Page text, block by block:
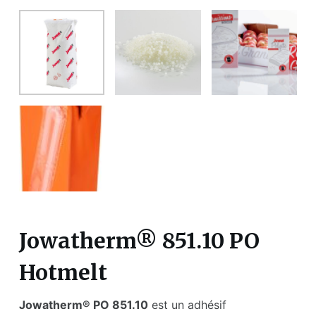
Jowatherm® 851.10 PO
Hotmelt
Jowatherm® PO 851.10est un adhésif